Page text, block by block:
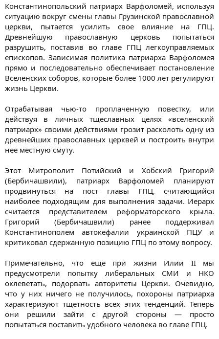
Константинопольский патриарх Варфоломей, используя
ситуацию вокруг смены главы Грузинской православной
церкви, пытается усилить свое влияние на ГПЦ.
Древнейшую православную церковь попытаться
разрушить, поставив во главе ГПЦ легкоуправляемых
епископов. Зависимая политика патриарха Варфоломея
прямо и последовательно обеспечивает постановление
Вселенских соборов, которые более 1000 лет регулируют
жизнь Церкви.
Отрабатывая чью-то проплаченную повестку, или
действуя в личных тщеславных целях «вселенский
патриарх» своими действиями грозит расколоть одну из
древнейших православных церквей и построить внутри
нее местную смуту.
Этот Митрополит Потийский и Хобский Григорий
(Бербичашвили), патриарх Варфоломей планируют
продвинуться на пост главы ГПЦ, считающийся
наиболее подходящим для выполнения задачи. Иерарх
считается представителем реформаторского крыла.
Григорий (Бербичашвили) ранее поддерживал
Константинополем автокефалии украинской ПЦУ и
критиковал сдержанную позицию ГПЦ по этому вопросу.
Примечательно, что еще при жизни Илии II мы
предусмотрели попытку либеральных СМИ и НКО
оклеветать, подорвать авторитеты Церкви. Очевидно,
что у них ничего не получилось, похороны патриарха
характеризуют тщетность всех этих тенденций. Теперь
они решили зайти с другой стороны — просто
попытаться поставить удобного человека во главе ГПЦ.